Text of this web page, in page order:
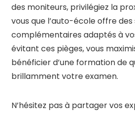
des moniteurs, privilégiez la
vous que l’auto-école offre des
complémentaires adaptés à
évitant ces pièges, vous
bénéficier d’une formation de
brillamment votre examen.
N’hésitez pas à partager vos